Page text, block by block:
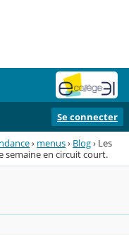
Se connecter
› menus› Blog› Les
semaine en circuit court.